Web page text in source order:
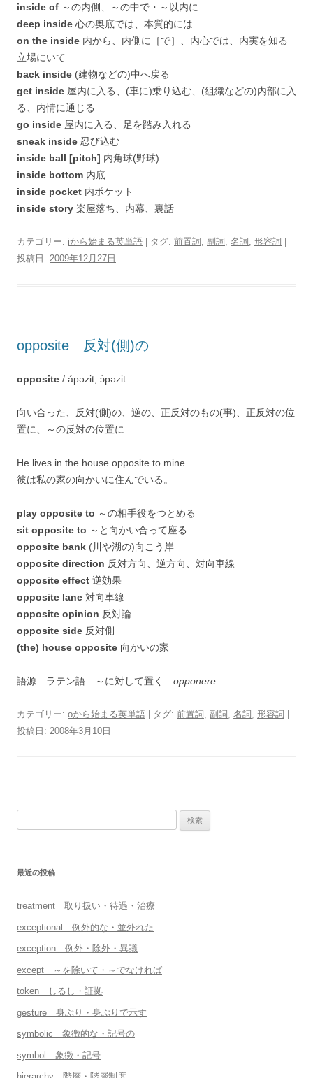
inside of ～の内側、～の中で・～以内に
deep inside 心の奥底では、本質的には
on the inside 内から、内側に［で］、内心では、内実を知る
立場にいて
back inside (建物などの)中へ戻る
get inside 屋内に入る、(車に)乗り込む、(組織などの)内部に入
る、内情に通じる
go inside 屋内に入る、足を踏み入れる
sneak inside 忍び込む
inside ball [pitch] 内角球(野球)
inside bottom 内底
inside pocket 内ポケット
inside story 楽屋落ち、内幕、裏話
カテゴリー: iから始まる英単語 | タグ: 前置詞 , 副詞 , 名詞 , 形容詞
投稿日: 2009年12月27日
opposite 反対(側)の
opposite / ápəzit, ɔ́pəzit
向い合った、反対(側)の、逆の、正反対のもの(事)、正反対の位
置に、～の反対の位置に
He lives in the house opposite to mine.
彼は私の家の向かいに住んでいる。
play opposite to ～の相手役をつとめる
sit opposite to ～と向かい合って座る
opposite bank (川や湖の)向こう岸
opposite direction 反対方向、逆方向、対向車線
opposite effect 逆効果
opposite lane 対向車線
opposite opinion 反対論
opposite side 反対側
(the) house opposite 向かいの家
語源 ラテン語 ～に対して置く opponere
カテゴリー: oから始まる英単語 | タグ: 前置詞 , 副詞 , 名詞 , 形容詞
投稿日: 2008年3月10日
最近の投稿
treatment 取り扱い・待遇・治療
exceptional 例外的な・並外れた
exception 例外・除外・異議
except ～を除いて・～でなければ
token しるし・証拠
gesture 身ぶり・身ぶりで示す
symbolic 象徴的な・記号の
symbol 象徴・記号